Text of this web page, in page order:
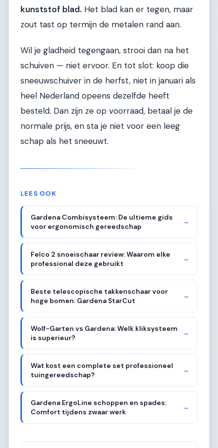
kunststof blad. Het blad kan er tegen, maar
zout tast op termijn de metalen rand aan.
Wil je gladheid tegengaan, strooi dan na het
schuiven — niet ervoor. En tot slot: koop die
sneeuwschuiver in de herfst, niet in januari als
heel Nederland opeens dezelfde heeft
besteld. Dan zijn ze op voorraad, betaal je de
normale prijs, en sta je niet voor een leeg
schap als het sneeuwt.
LEES OOK
Gardena Combisysteem: De ultieme gids
voor ergonomisch gereedschap
→
Felco 2 snoeischaar review: Waarom elke
professional deze gebruikt
→
Beste telescopische takkenschaar voor
hoge bomen: Gardena StarCut
→
Wolf-Garten vs Gardena: Welk kliksysteem
is superieur?
→
Wat kost een complete set professioneel
tuingereedschap?
→
Gardena ErgoLine schoppen en spades:
Comfort tijdens zwaar werk
→